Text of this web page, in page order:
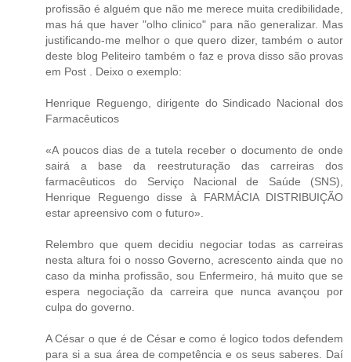
profissão é alguém que não me merece muita credibilidade,
mas há que haver "olho clinico" para não generalizar. Mas
justificando-me melhor o que quero dizer, também o autor
deste blog Peliteiro também o faz e prova disso são provas
em Post . Deixo o exemplo:
Henrique Reguengo, dirigente do Sindicado Nacional dos
Farmacêuticos
«A poucos dias de a tutela receber o documento de onde
sairá a base da reestruturação das carreiras dos
farmacêuticos do Serviço Nacional de Saúde (SNS),
Henrique Reguengo disse à FARMÁCIA DISTRIBUIÇÃO
estar apreensivo com o futuro».
Relembro que quem decidiu negociar todas as carreiras
nesta altura foi o nosso Governo, acrescento ainda que no
caso da minha profissão, sou Enfermeiro, há muito que se
espera negociação da carreira que nunca avançou por
culpa do governo.
A César o que é de César e como é logico todos defendem
para si a sua área de competência e os seus saberes. Daí